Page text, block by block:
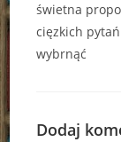
świetna
cięzkich pytań
wybrnąć
Dodaj